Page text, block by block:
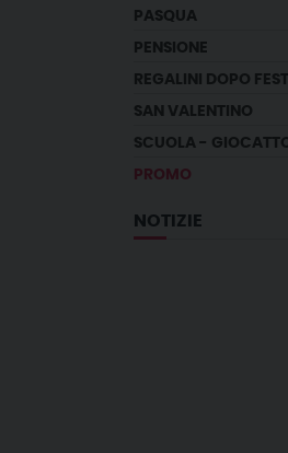
PASQUA
PENSIONE
REGALINI DOPO
SAN VALENTINO
SCUOLA -
PROMO
NOTIZIE